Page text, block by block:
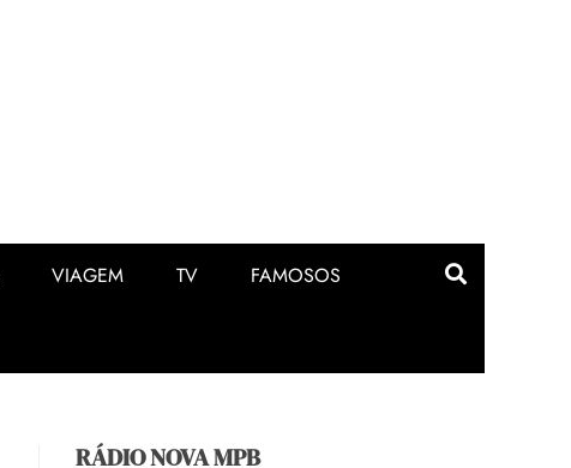
VIAGEM TV FAMOSOS
RÁDIO NOVA MPB